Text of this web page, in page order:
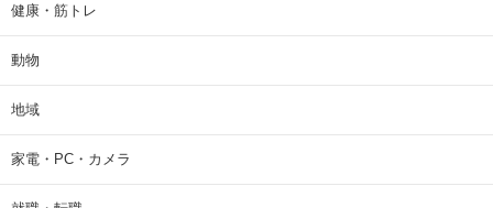
健康・筋トレ
動物
地域
家電・PC・カメラ